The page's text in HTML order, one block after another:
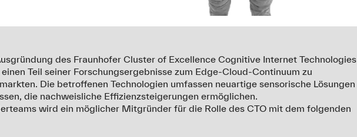
des Fraunhofer Cluster of Excellence Cognitive Internet Technologies
Teil seiner Forschungsergebnisse zum Edge-Cloud-Continuum zu
Die betroffenen Technologien umfassen neuartige sensorische Lösungen
die nachweisliche Effizienzsteigerungen ermöglichen.
wird ein möglicher Mitgründer für die Rolle des CTO mit dem folgenden